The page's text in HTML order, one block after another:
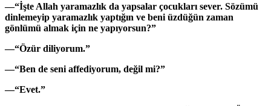
—“İşte Allah yaramazlık da yapsalar çocukları sever. Sözümü
dinlemeyip yaramazlık yaptığın ve beni üzdüğün zaman
gönlümü almak için ne yapıyorsun?”
—“Özür diliyorum.”
—“Ben de seni affediyorum, değil mi?”
—“Evet.”